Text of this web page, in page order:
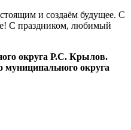
и создаём будущее. С
С праздником, любимый
округа Р.С. Крылов.
округа